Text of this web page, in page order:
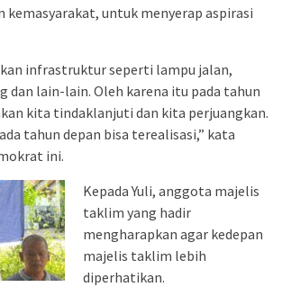
kemasyarakat, untuk menyerap aspirasi
infrastruktur seperti lampu jalan,
dan lain-lain. Oleh karena itu pada tahun
kita tindaklanjuti dan kita perjuangkan.
tahun depan bisa terealisasi,” kata
ini.
Kepada Yuli, anggota majelis
taklim yang hadir
mengharapkan agar kedepan
majelis taklim lebih
diperhatikan.